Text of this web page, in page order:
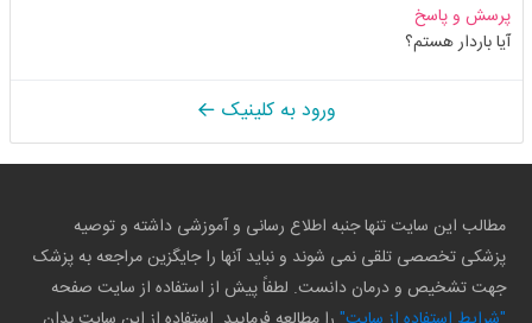
پرسش و پاسخ
آیا باردار هستم؟
ورود به کلینیک
مطالب این سایت تنها جنبه اطلاع رسانی و آموزشی داشته و توصیه
پزشکی تخصصی تلقی نمی شوند و نباید آنها را جایگزین مراجعه به پزشک
جهت تشخیص و درمان دانست. لطفاً پیش از استفاده از سایت صفحه